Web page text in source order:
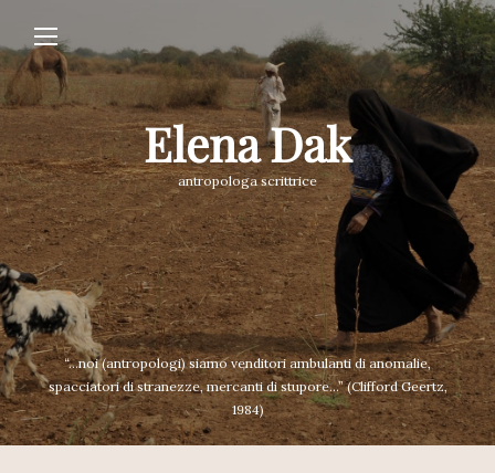
Elena Dak
antropologa scrittrice
“...noi (antropologi) siamo venditori ambulanti di anomalie,
spacciatori di stranezze, mercanti di stupore...” (Clifford Geertz,
1984)